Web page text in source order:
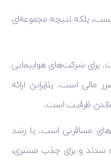
بلکه نتیجه مجموعه‌ای
برای شرکت‌های هواپیمایی
مالی است. بنابراین ارائه
ماندن ظرفیت است.
مسافرتی است. با رشد
شدند و برای جذب مشتری،